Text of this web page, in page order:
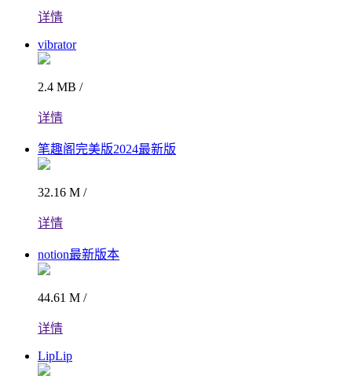
详情
vibrator
2.4 MB /
详情
笔趣阁完美版2024最新版
32.16 M /
详情
notion最新版本
44.61 M /
详情
LipLip